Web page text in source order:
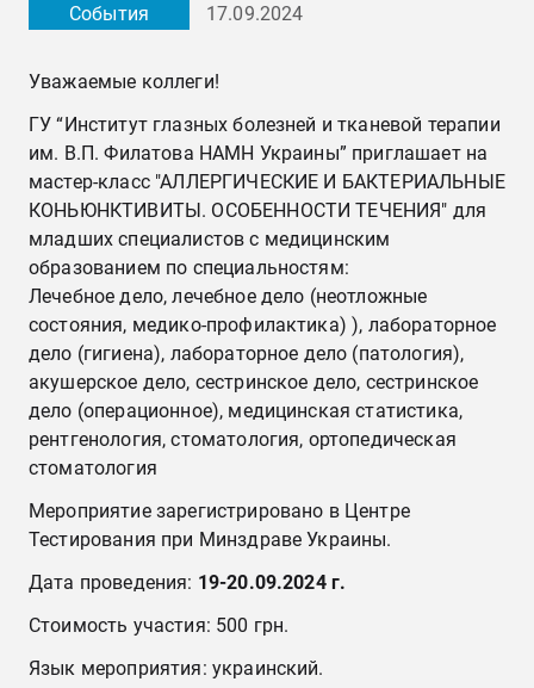
События 17.09.2024
Уважаемые коллеги!
ГУ “Институт глазных болезней и тканевой терапии
им. В.П. Филатова НАМН Украины” приглашает на
мастер-класс "АЛЛЕРГИЧЕСКИЕ И БАКТЕРИАЛЬНЫЕ
КОНЬЮНКТИВИТЫ. ОСОБЕННОСТИ ТЕЧЕНИЯ" для
младших специалистов с медицинским
образованием по специальностям:
Лечебное дело, лечебное дело (неотложные
состояния, медико-профилактика) ), лабораторное
дело (гигиена), лабораторное дело (патология),
акушерское дело, сестринское дело, сестринское
дело (операционное), медицинская статистика,
рентгенология, стоматология, ортопедическая
стоматология
Мероприятие зарегистрировано в Центре
Тестирования при Минздраве Украины.
Дата проведения: 19-20.09.2024 г.
Стоимость участия: 500 грн.
Язык мероприятия: украинский.